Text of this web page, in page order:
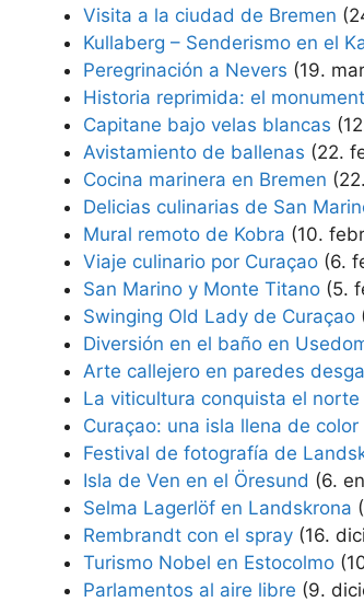
Visita a la ciudad de Bremen
Kullaberg – Senderismo en el
Peregrinación a Nevers (19.
Historia reprimida: el
Capitane bajo velas blancas
Avistamiento de ballenas (22.
Cocina marinera en Bremen
Delicias culinarias de San
Mural remoto de Kobra (10.
Viaje culinario por Curaçao (6.
San Marino y Monte Titano (5.
Swinging Old Lady de Curaçao
Diversión en el baño en
Arte callejero en paredes
La viticultura conquista el norte
Curaçao: una isla llena de color
Festival de fotografía de
Isla de Ven en el Öresund (6.
Selma Lagerlöf en Landskrona
Rembrandt con el spray (16.
Turismo Nobel en Estocolmo
Parlamentos al aire libre (9.